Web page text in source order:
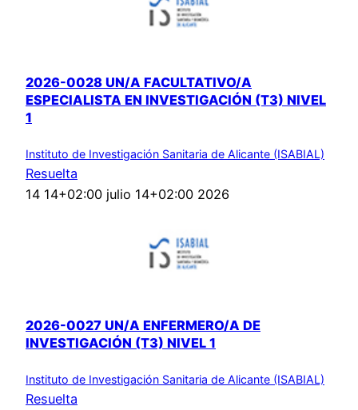
2026-0028 UN/A FACULTATIVO/A
ESPECIALISTA EN INVESTIGACIÓN (T3) NIVEL
1
Instituto de Investigación Sanitaria de Alicante (ISABIAL)
Resuelta
14 14+02:00 julio 14+02:00 2026
2026-0027 UN/A ENFERMERO/A DE
INVESTIGACIÓN (T3) NIVEL 1
Instituto de Investigación Sanitaria de Alicante (ISABIAL)
Resuelta